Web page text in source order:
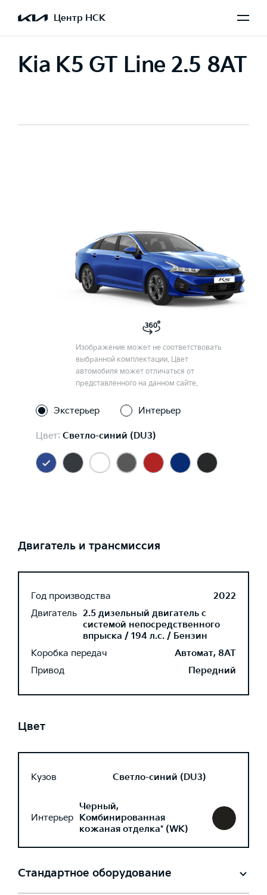
Центр НСК
Kia K5 GT Line 2.5 8AT
Изображение может не соответствовать
выбранной комплектации. Цвет
автомобиля может отличаться от
представленного на данном сайте.
Экстерьер Интерьер
Цвет: Светло-синий (DU3)
Двигатель и трансмиссия
Год производства
2022
Двигатель 2.5 дизельный двигатель с
системой непосредственного
впрыска / 194 л.с. / Бензин
Коробка передач
Автомат, 8AT
Привод
Передний
Цвет
Кузов Светло-синий (DU3)
Интерьер
Черный,
Комбинированная
кожаная отделка* (WK)
Стандартное оборудование